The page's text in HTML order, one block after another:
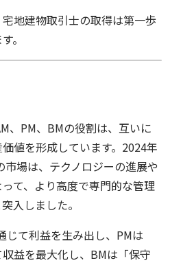
地建物取引士の取得は第一歩
。
、PM、BMの役割は、互いに
値を形成しています。2024年
場は、テクノロジーの進展や
て、より高度で専門的な管理
入しました。
じて利益を生み出し、PMは
収益を最大化し、BMは「保守